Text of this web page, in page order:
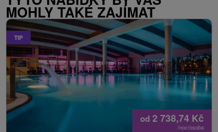
MOHLY TAKÉ ZAJÍMAT
TIP
od 2 738,74 Kč
/noc/osoba